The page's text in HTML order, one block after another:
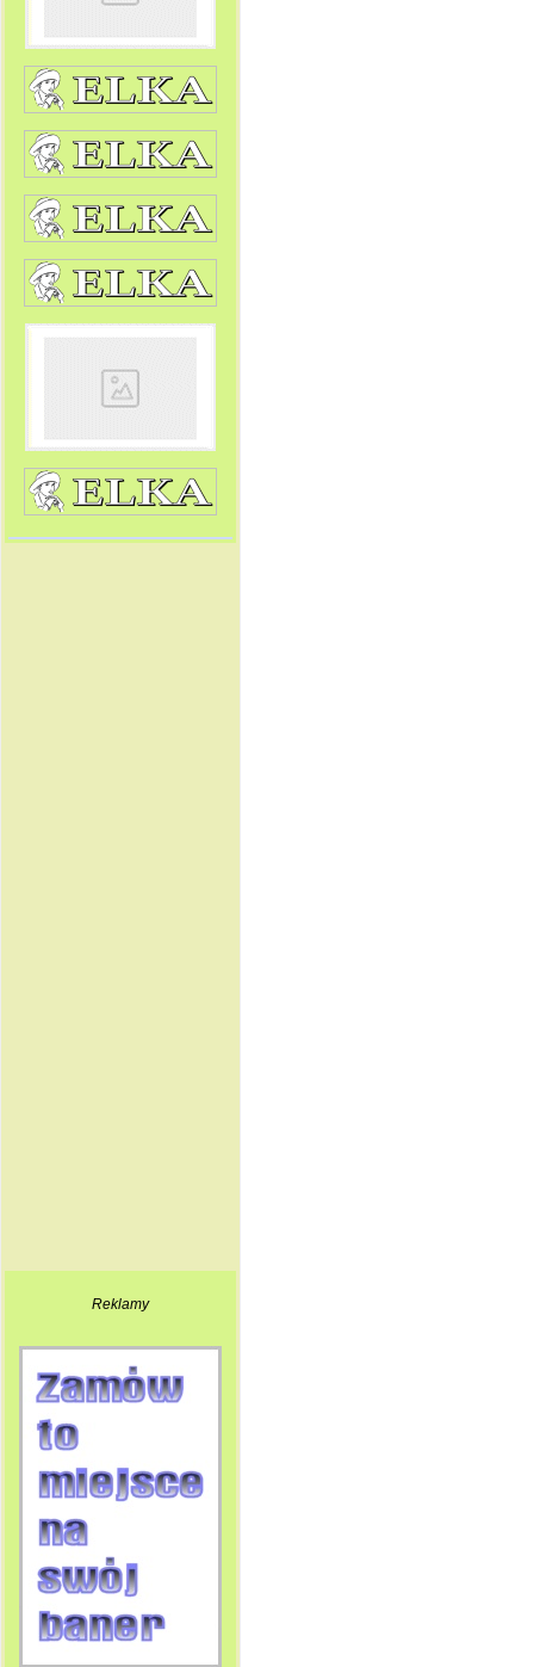
Reklamy